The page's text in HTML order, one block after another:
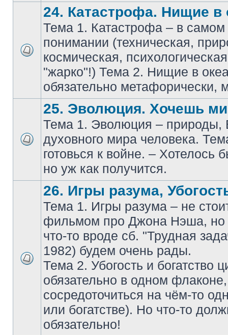
24. Катастрофа. Нищие в
Тема 1. Катастрофа – в
понимании (техническая,
космическая,
"жарко"!) Тема 2. Нищие в
обязательно метафорически,
25. Эволюция. Хочешь
Тема 1. Эволюция – природы,
духовного мира человека.
готовься к войне. – Хотелось
но уж как получится.
26. Игры разума,
Тема 1. Игры разума – не
фильмом про Джона Нэша, но
что-то вроде сб. "Трудная
1982) будем очень рады.
Тема 2. Убогость и богатство
обязательно в одном
сосредоточиться на чём-то
или богатстве). Но что-то
обязательно!